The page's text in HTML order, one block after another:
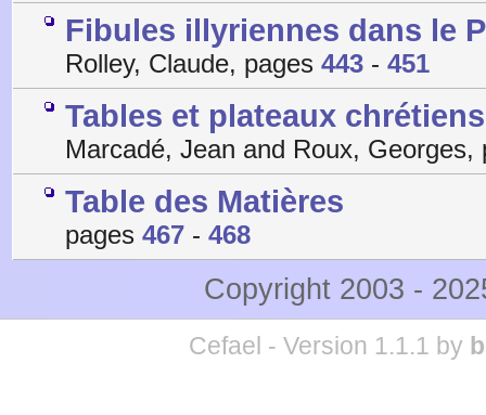
Fibules illyriennes dans le
Rolley, Claude, pages 443 - 451
Tables et plateaux
Marcadé, Jean and Roux,
Table des Matières
pages 467 - 468
Copyright 2003 -
Cefael - Version 1.1.1 by